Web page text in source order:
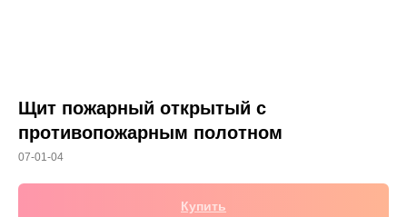
Щит пожарный открытый с
противопожарным полотном
07-01-04
Купить